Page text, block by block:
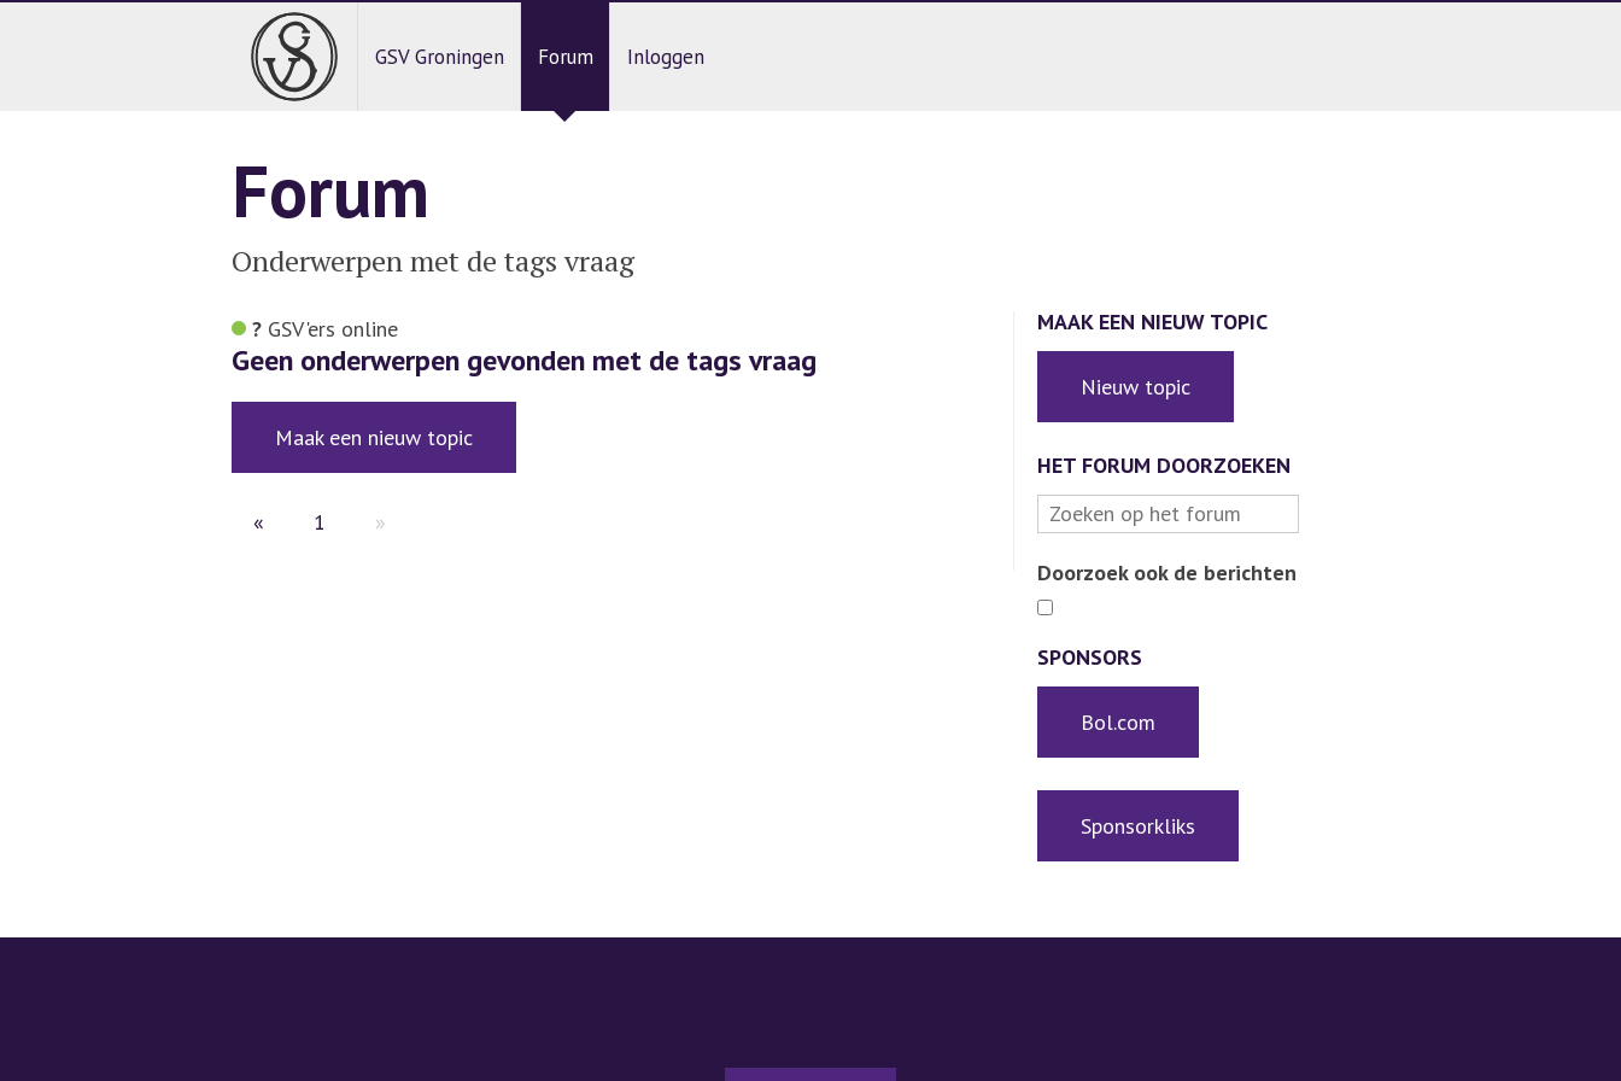
GSV Groningen Forum Inloggen
Forum
Onderwerpen met de tags vraag
? GSV'ers online
Geen onderwerpen gevonden met de tags vraag
Maak een nieuw topic
« 1 »
MAAK EEN NIEUW TOPIC
Nieuw topic
HET FORUM DOORZOEKEN
Doorzoek ook de berichten
SPONSORS
Bol.com
Sponsorkliks